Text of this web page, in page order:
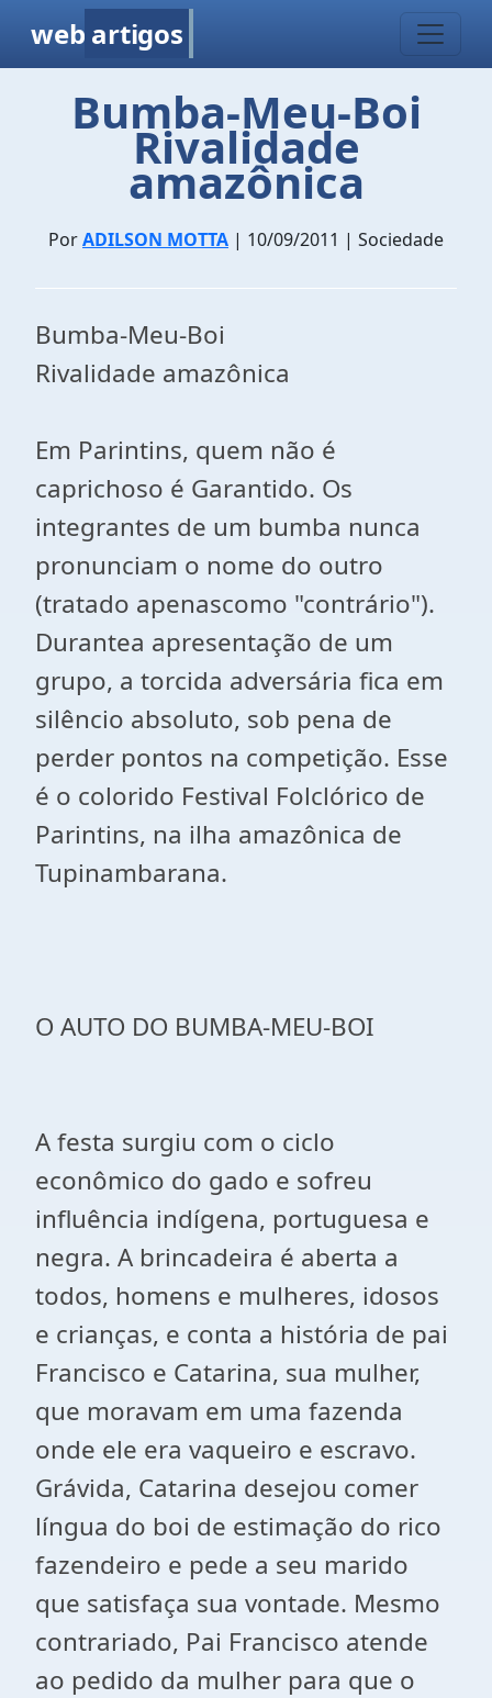
web artigos
Bumba-Meu-Boi
Rivalidade
amazônica
PorADILSON MOTTA | 10/09/2011 | Sociedade
Bumba-Meu-Boi
Rivalidade amazônica
Em Parintins, quem não é
caprichoso é Garantido. Os
integrantes de um bumba nunca
pronunciam o nome do outro
(tratado apenascomo "contrário").
Durantea apresentação de um
grupo, a torcida adversária fica em
silêncio absoluto, sob pena de
perder pontos na competição. Esse
é o colorido Festival Folclórico de
Parintins, na ilha amazônica de
Tupinambarana.
O AUTO DO BUMBA-MEU-BOI
A festa surgiu com o ciclo
econômico do gado e sofreu
influência indígena, portuguesa e
negra. A brincadeira é aberta a
todos, homens e mulheres, idosos
e crianças, e conta a história de pai
Francisco e Catarina, sua mulher,
que moravam em uma fazenda
onde ele era vaqueiro e escravo.
Grávida, Catarina desejou comer
língua do boi de estimação do rico
fazendeiro e pede a seu marido
que satisfaça sua vontade. Mesmo
contrariado, Pai Francisco atende
ao pedido da mulher para que o